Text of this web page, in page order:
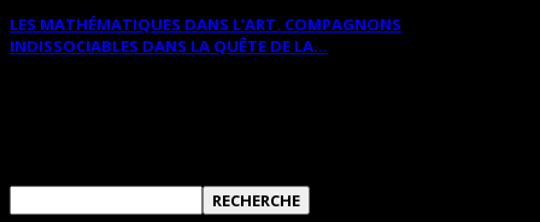
LES MATHÉMATIQUES DANS L’ART. COMPAGNONS
INDISSOCIABLES DANS LA QUÊTE DE LA...